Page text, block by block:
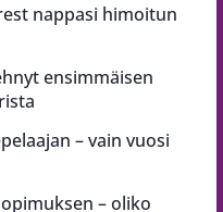
nappasi himoitun
ensimmäisen
– vain vuosi
– oliko